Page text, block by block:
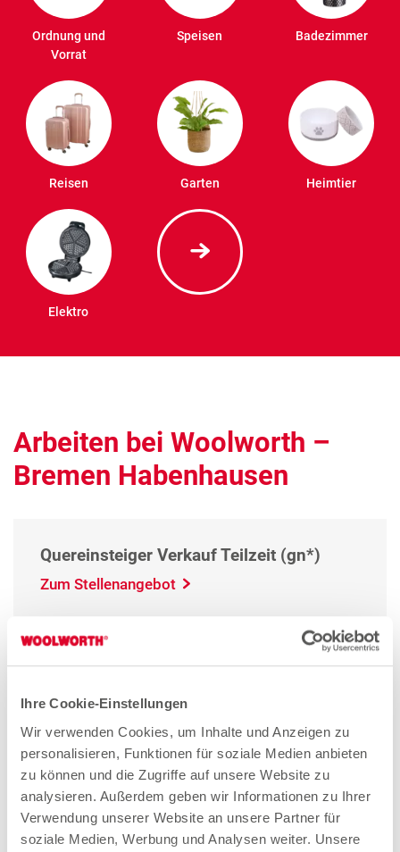
Ihre Cookie-Einstellungen
Wir verwenden Cookies, um Inhalte und Anzeigen zu
personalisieren, Funktionen für soziale Medien anbieten
zu können und die Zugriffe auf unsere Website zu
analysieren. Außerdem geben wir Informationen zu Ihrer
Verwendung unserer Website an unsere Partner für
soziale Medien, Werbung und Analysen weiter. Unsere
Ordnung und
Vorrat
Speisen Badezimmer
Reisen Garten Heimtier
Elektro
Arbeiten bei Woolworth –
Bremen Habenhausen
Quereinsteiger Verkauf Teilzeit (gn*)
Zum Stellenangebot
Verkäuferin Teilzeit (gn*)
Zum Stellenangebot
Stores in der Nähe von